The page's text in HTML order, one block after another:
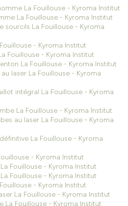
La Fouillouse - Kyroma Institut
La Fouillouse - Kyroma Institut
sourcils La Fouillouse - Kyroma
- Kyroma Institut
Fouillouse - Kyroma Institut
La Fouillouse - Kyroma Institut
laser La Fouillouse - Kyroma
intégral La Fouillouse - Kyroma
La Fouillouse - Kyroma Institut
au laser La Fouillouse - Kyroma
La Fouillouse - Kyroma
- Kyroma Institut
Fouillouse - Kyroma Institut
Fouillouse - Kyroma Institut
- Kyroma Institut
La Fouillouse - Kyroma Institut
La Fouillouse - Kyroma Institut